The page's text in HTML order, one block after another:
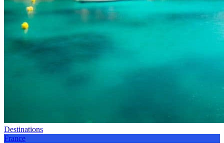
Destinations
France